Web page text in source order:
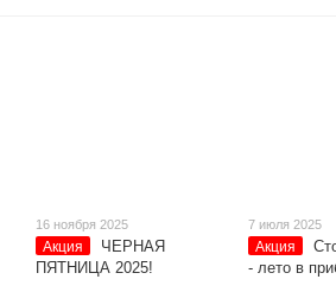
16 ноября 2025
Акция
ЧЕРНАЯ
ПЯТНИЦА 2025!
7 июля 2025
Акция
- лето в